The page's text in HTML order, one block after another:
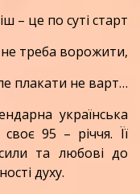
– це по суті старт
треба ворожити,
плакати не варт…
українська
95 – річчя. Її
та любові до
духу.